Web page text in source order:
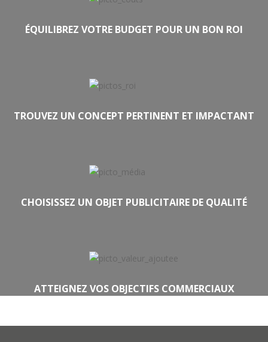
ÉQUILIBREZ VOTRE BUDGET POUR UN BON ROI
TROUVEZ UN CONCEPT PERTINENT ET IMPACTANT
CHOISISSEZ UN OBJET PUBLICITAIRE DE QUALITÉ
ATTEIGNEZ VOS OBJECTIFS COMMERCIAUX